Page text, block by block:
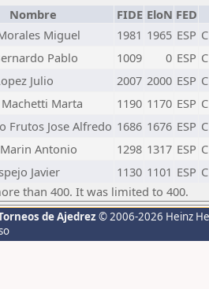
Nombre FIDE EloN FED
Miguel 1981 1965 ESP
Pablo 1009 0 ESP
Julio 2007 2000 ESP
Marta 1190 1170 ESP
Frutos Jose Alfredo 1686 1676 ESP
Antonio 1298 1317 ESP
Javier 1130 1101 ESP
than 400. It was limited to 400.
de Ajedrez © 2006-2026 Heinz